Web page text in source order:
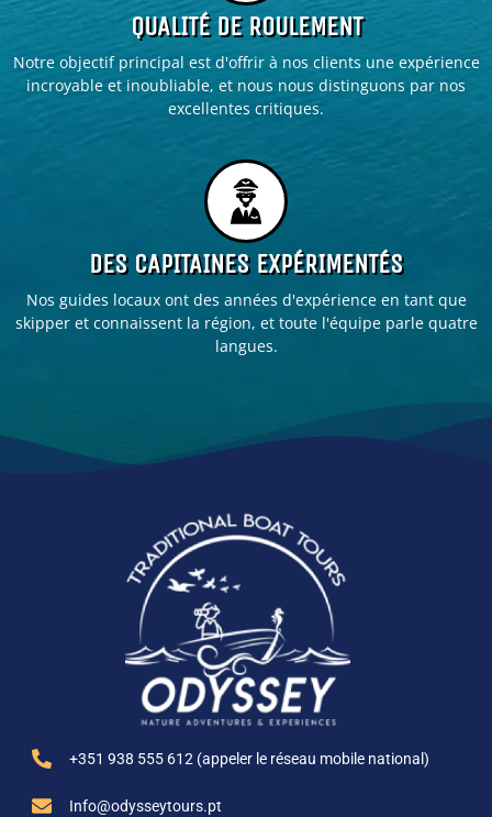
QUALITÉ DE ROULEMENT
Notre objectif principal est d'offrir à nos clients une expérience
incroyable et inoubliable, et nous nous distinguons par nos
excellentes critiques.
DES CAPITAINES EXPÉRIMENTÉS
Nos guides locaux ont des années d'expérience en tant que
skipper et connaissent la région, et toute l'équipe parle quatre
langues.
+351 938 555 612 (appeler le réseau mobile national)
Info@odysseytours.pt